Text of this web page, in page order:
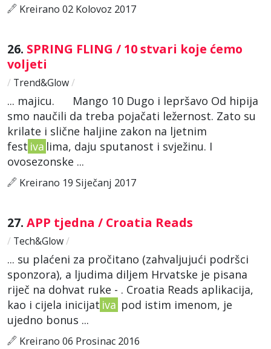
Kreirano 02 Kolovoz 2017
26. SPRING FLING / 10 stvari koje ćemo
voljeti
/ Trend&Glow/
... majicu. Mango 10 Dugo i lepršavo Od hipija
smo naučili da treba pojačati ležernost. Zato su
krilate i slične haljine zakon na ljetnim
fest iva lima, daju sputanost i svježinu. I
ovosezonske ...
Kreirano 19 Siječanj 2017
27. APP tjedna / Croatia Reads
/ Tech&Glow/
... su plaćeni za pročitano (zahvaljujući podršci
sponzora), a ljudima diljem Hrvatske je pisana
riječ na dohvat ruke - . Croatia Reads aplikacija,
kao i cijela inicijat iva pod istim imenom, je
ujedno bonus ...
Kreirano 06 Prosinac 2016